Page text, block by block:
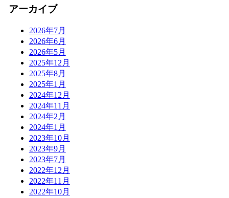
アーカイブ
2026年7月
2026年6月
2026年5月
2025年12月
2025年8月
2025年1月
2024年12月
2024年11月
2024年2月
2024年1月
2023年10月
2023年9月
2023年7月
2022年12月
2022年11月
2022年10月